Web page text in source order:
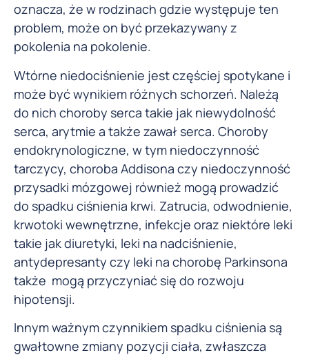
oznacza, że w rodzinach gdzie występuje ten
problem, może on być przekazywany z
pokolenia na pokolenie.
Wtórne niedociśnienie jest częściej spotykane i
może być wynikiem różnych schorzeń. Należą
do nich choroby serca takie jak niewydolność
serca, arytmie a także zawał serca. Choroby
endokrynologiczne, w tym niedoczynność
tarczycy, choroba Addisona czy niedoczynność
przysadki mózgowej również mogą prowadzić
do spadku ciśnienia krwi. Zatrucia, odwodnienie,
krwotoki wewnętrzne, infekcje oraz niektóre leki
takie jak diuretyki, leki na nadciśnienie,
antydepresanty czy leki na chorobę Parkinsona
także mogą przyczyniać się do rozwoju
hipotensji.
Innym ważnym czynnikiem spadku ciśnienia są
gwałtowne zmiany pozycji ciała, zwłaszcza